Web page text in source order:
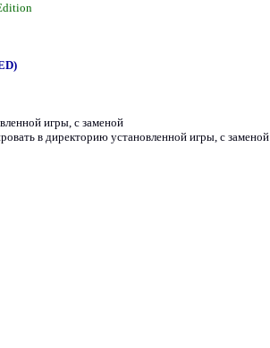
игры, с заменой
в директорию установленной игры, с заменой